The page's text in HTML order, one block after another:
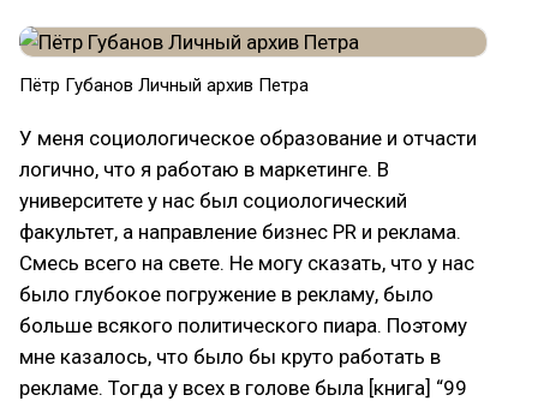
Пётр Губанов Личный архив Петра
У меня социологическое образование и отчасти
логично, что я работаю в маркетинге. В
университете у нас был социологический
факультет, а направление бизнес PR и реклама.
Смесь всего на свете. Не могу сказать, что у нас
было глубокое погружение в рекламу, было
больше всякого политического пиара. Поэтому
мне казалось, что было бы круто работать в
рекламе. Тогда у всех в голове была [книга] “99